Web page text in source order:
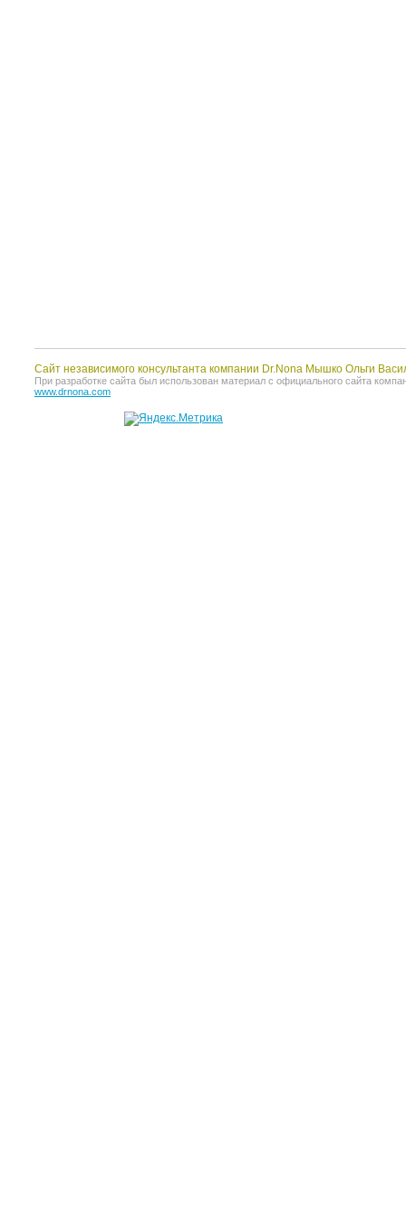
Сайт независимого консультанта компании Dr.Nona Мышко Ольги
При разработке сайта был использован материал с официального сайта
www.drnona.com